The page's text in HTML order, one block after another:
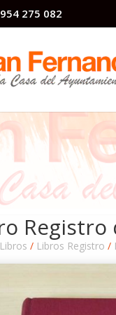
275 082
Registro
Libros / Libros Registro /